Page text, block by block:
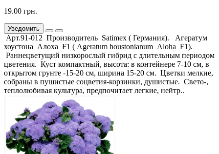
19.00 грн.
Уведомить
Арт.91-012 Производитель Satimex ( Германия). Агератум
хоустона Алоха F1 ( Ageratum houstonianum Aloha F1).
Раннецветущий низкорослый гибрид с длительным периодом
цветения. Куст компактный, высота: в контейнере 7-10 см, в
открытом грунте -15-20 см, ширина 15-20 см. Цветки мелкие,
собраны в пушистые соцветия-корзинки, душистые. Свето-,
теплолюбивая культура, предпочитает легкие, нейтр..